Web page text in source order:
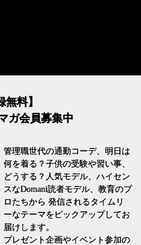
無料】
ガ会員募集中
管理職世代の通勤コーデ、明日は
何を着る？子供の受験や習い事、
どうする？人気モデル、ハイセン
スなDomani読者モデル、教育のプ
ロたちから 発信されるタイムリ
ーなテーマをピックアップしてお
届けします。
プレゼント企画やイベント参加の